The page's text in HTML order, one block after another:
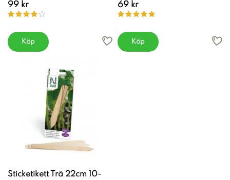
99 kr
Köp
69 kr
Köp
Sticketikett Trä 22cm 10-